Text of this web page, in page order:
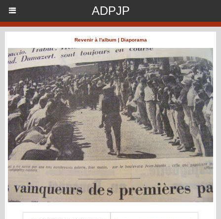
ADPJP
Revenir à l'album | Diaporama